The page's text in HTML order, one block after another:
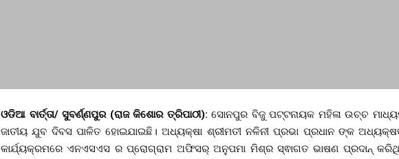
ଓଡିଆ ବାର୍ତ୍ତା/ ସୁବର୍ଣ୍ଣପୁର (ରାଜ କିଶୋର ତ୍ରିପାଠୀ): ସୋନପୁର ବିଜୁ ପଟ୍ଟନାୟକ ମହିଳା ଉଚ୍ଚ
ଜାତୀୟ ଯୁବ ଦିବସ ପାଳିତ ହୋଇଯାଇଛି। ଅଧ୍ୟକ୍ଷା ଶ୍ରୀମତୀ ନଳିନୀ ପ୍ରଭା ପ୍ରଧାନ ଙ୍କ
କାର୍ଯ୍ୟକ୍ରମରେ ଏନଏସଏସ ର ପ୍ରୋଗ୍ରାମ ଅଫିସର୍ ଅନୁପମା ମିଶ୍ର ସ୍ଵାଗତ ଭାଷଣ ପ୍ରଦାନ୍